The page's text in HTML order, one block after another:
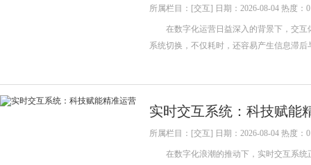
所属栏目：[交互] 日期：2026-08-04 热度：0
在数字化运营日益深入的背景下，交互
系统切换，不仅耗时，还容易产生信息滞
实时交互系统：科技赋能
所属栏目：[交互] 日期：2026-08-04 热度：0
在数字化浪潮的推动下，实时交互系统